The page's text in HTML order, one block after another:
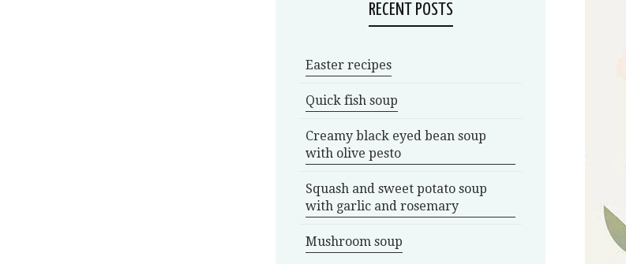
RECENT POSTS
Easter recipes
Quick fish soup
Creamy black eyed bean soup
with olive pesto
Squash and sweet potato soup
with garlic and rosemary
Mushroom soup